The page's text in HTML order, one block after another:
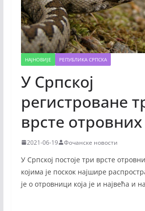
НАЈНОВИЈЕ РЕПУБЛИКА СРПСКА
У Српској
регистроване
врсте отровних
2021-06-19 Фочанске новости
У Српској постоје три врсте
којима је поскок најшире
је о отровници која је и највећа и